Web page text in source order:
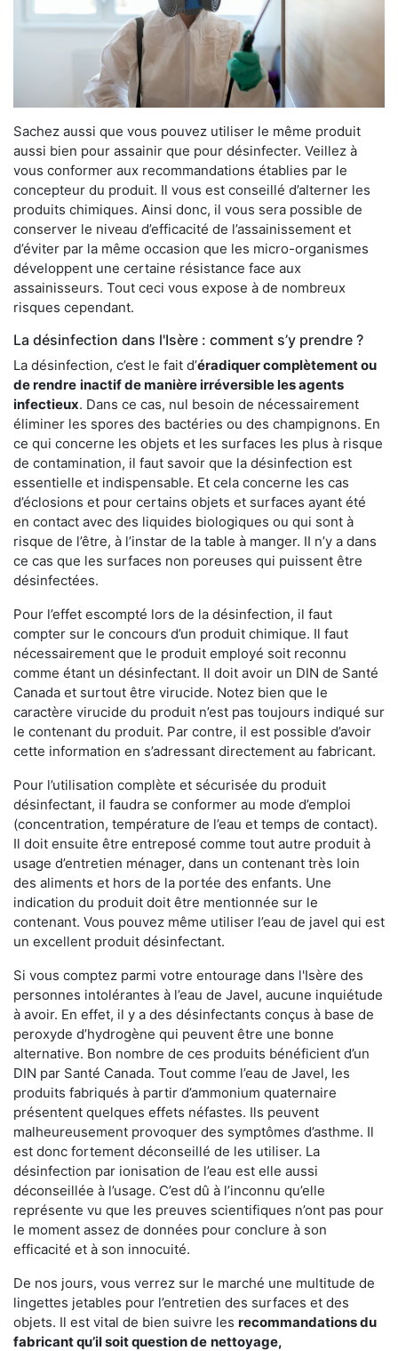
Sachez aussi que vous pouvez utiliser le même produit
aussi bien pour assainir que pour désinfecter. Veillez à
vous conformer aux recommandations établies par le
concepteur du produit. Il vous est conseillé d’alterner les
produits chimiques. Ainsi donc, il vous sera possible de
conserver le niveau d’efficacité de l’assainissement et
d’éviter par la même occasion que les micro-organismes
développent une certaine résistance face aux
assainisseurs. Tout ceci vous expose à de nombreux
risques cependant.
La désinfection dans l'Isère : comment s’y prendre ?
La désinfection, c’est le fait d’éradiquer complètement ou
de rendre inactif de manière irréversible les agents
infectieux. Dans ce cas, nul besoin de nécessairement
éliminer les spores des bactéries ou des champignons. En
ce qui concerne les objets et les surfaces les plus à risque
de contamination, il faut savoir que la désinfection est
essentielle et indispensable. Et cela concerne les cas
d’éclosions et pour certains objets et surfaces ayant été
en contact avec des liquides biologiques ou qui sont à
risque de l’être, à l’instar de la table à manger. II n’y a dans
ce cas que les surfaces non poreuses qui puissent être
désinfectées.
Pour l’effet escompté lors de la désinfection, il faut
compter sur le concours d’un produit chimique. Il faut
nécessairement que le produit employé soit reconnu
comme étant un désinfectant. Il doit avoir un DIN de Santé
Canada et surtout être virucide. Notez bien que le
caractère virucide du produit n’est pas toujours indiqué sur
le contenant du produit. Par contre, il est possible d’avoir
cette information en s’adressant directement au fabricant.
Pour l’utilisation complète et sécurisée du produit
désinfectant, il faudra se conformer au mode d’emploi
(concentration, température de l’eau et temps de contact).
Il doit ensuite être entreposé comme tout autre produit à
usage d’entretien ménager, dans un contenant très loin
des aliments et hors de la portée des enfants. Une
indication du produit doit être mentionnée sur le
contenant. Vous pouvez même utiliser l’eau de javel qui est
un excellent produit désinfectant.
Si vous comptez parmi votre entourage dans l'Isère des
personnes intolérantes à l’eau de Javel, aucune inquiétude
à avoir. En effet, il y a des désinfectants conçus à base de
peroxyde d’hydrogène qui peuvent être une bonne
alternative. Bon nombre de ces produits bénéficient d’un
DIN par Santé Canada. Tout comme l’eau de Javel, les
produits fabriqués à partir d’ammonium quaternaire
présentent quelques effets néfastes. Ils peuvent
malheureusement provoquer des symptômes d’asthme. Il
est donc fortement déconseillé de les utiliser. La
désinfection par ionisation de l’eau est elle aussi
déconseillée à l’usage. C’est dû à l’inconnu qu’elle
représente vu que les preuves scientifiques n’ont pas pour
le moment assez de données pour conclure à son
efficacité et à son innocuité.
De nos jours, vous verrez sur le marché une multitude de
lingettes jetables pour l’entretien des surfaces et des
objets. Il est vital de bien suivre les recommandations du
fabricant qu’il soit question de nettoyage,